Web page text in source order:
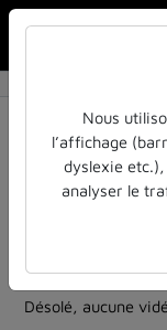
Résultats
Filtres actifs
education
entendu-des-
1 vidéo trouvée
Désolé, aucune
Nous
l’affichage
dyslexie
analyser le